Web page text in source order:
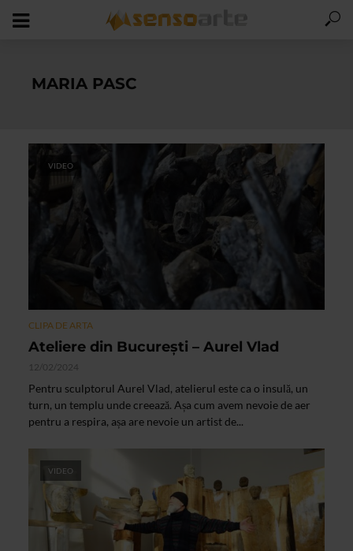
MARIA PASC
VIDEO
CLIPA DE ARTA
Ateliere din București – Aurel Vlad
12/02/2024
Pentru sculptorul Aurel Vlad, atelierul este ca o insulă, un
turn, un templu unde creează. Așa cum avem nevoie de aer
pentru a respira, așa are nevoie un artist de...
VIDEO